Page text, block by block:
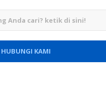
HUBUNGI KAMI